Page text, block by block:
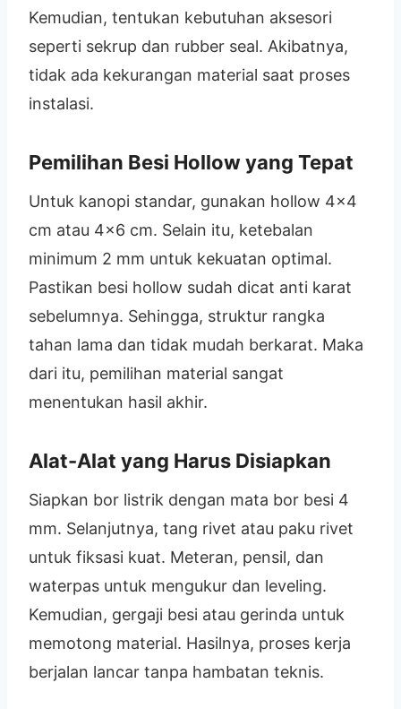
Kemudian, tentukan kebutuhan aksesori
seperti sekrup dan rubber seal. Akibatnya,
tidak ada kekurangan material saat proses
instalasi.
Pemilihan Besi Hollow yang Tepat
Untuk kanopi standar, gunakan hollow 4×4
cm atau 4×6 cm. Selain itu, ketebalan
minimum 2 mm untuk kekuatan optimal.
Pastikan besi hollow sudah dicat anti karat
sebelumnya. Sehingga, struktur rangka
tahan lama dan tidak mudah berkarat. Maka
dari itu, pemilihan material sangat
menentukan hasil akhir.
Alat-Alat yang Harus Disiapkan
Siapkan bor listrik dengan mata bor besi 4
mm. Selanjutnya, tang rivet atau paku rivet
untuk fiksasi kuat. Meteran, pensil, dan
waterpas untuk mengukur dan leveling.
Kemudian, gergaji besi atau gerinda untuk
memotong material. Hasilnya, proses kerja
berjalan lancar tanpa hambatan teknis.